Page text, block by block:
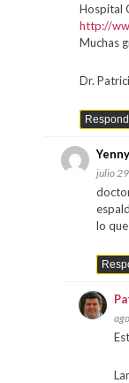
Hospital
http://
Muchas
Dr.
Yenny
julio
lo